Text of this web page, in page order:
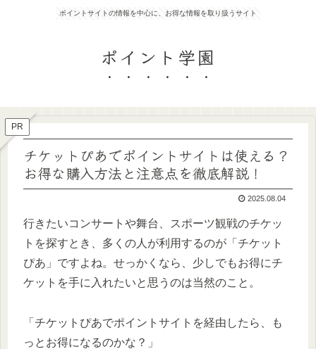
ポイントサイトの情報を中心に、お得な情報を取り扱うサイト
ポイント学園
PR
チケットぴあでポイントサイトは使える？
お得な購入方法と注意点を徹底解説！
2025.08.04
行きたいコンサートや舞台、スポーツ観戦のチケッ
トを探すとき、多くの人が利用するのが「チケット
ぴあ」ですよね。せっかくなら、少しでもお得にチ
ケットを手に入れたいと思うのは当然のこと。
「チケットぴあでポイントサイトを経由したら、も
っとお得になるのかな？」